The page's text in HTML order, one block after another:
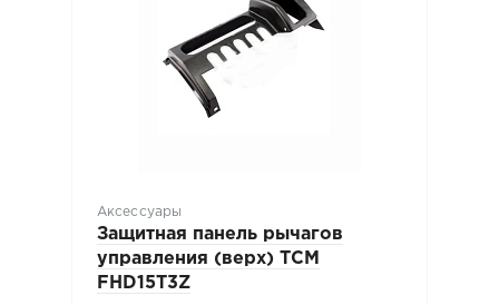
Аксессуары
Защитная панель рычагов
управления (верх) ТСМ
FHD15T3Z